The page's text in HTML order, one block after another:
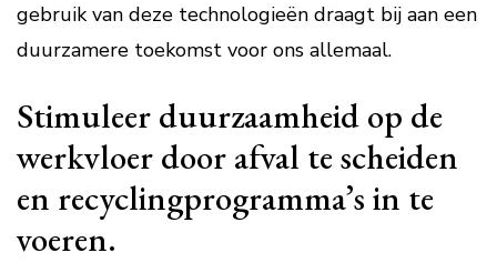
gebruik van deze technologieën draagt bij aan een
duurzamere toekomst voor ons allemaal.
Stimuleer duurzaamheid op de
werkvloer door afval te scheiden
en recyclingprogramma’s in te
voeren.